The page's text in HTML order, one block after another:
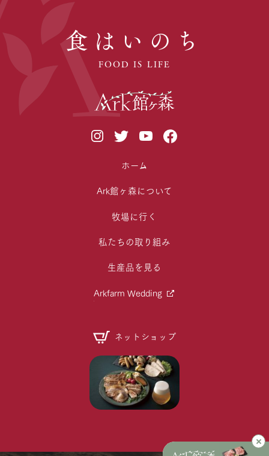
食はいのち
FOOD IS LIFE
ホーム
Ark館ヶ森について
牧場に行く
私たちの取り組み
生産品を見る
Arkfarm Wedding
ネットショップ